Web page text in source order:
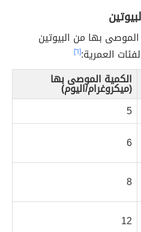
بها من البيوتين
العمرية:[٦]
الكمية الموصى بها
(ميكروغرام/اليوم)
5
6
8
12